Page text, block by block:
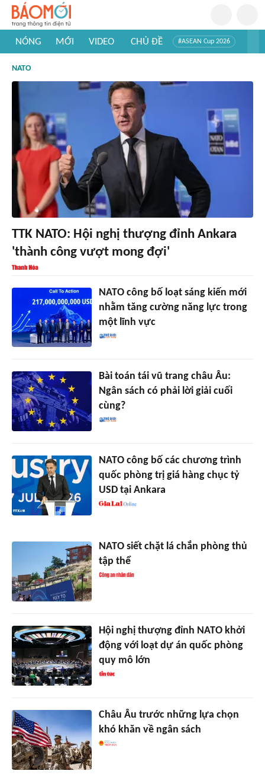
NÓNG MỚI VIDEO CHỦ ĐỀ #ASEAN Cup 2026
#Khám phá thế giới
NATO
TTK NATO: Hội nghị thượng đỉnh Ankara
'thành công vượt mong đợi'
NATO công bố loạt sáng kiến mới
nhằm tăng cường năng lực trong
một lĩnh vực
Bài toán tái vũ trang châu Âu:
Ngân sách có phải lời giải cuối
cùng?
NATO công bố các chương trình
quốc phòng trị giá hàng chục tỷ
USD tại Ankara
NATO siết chặt lá chắn phòng thủ
tập thể
Hội nghị thượng đỉnh NATO khởi
động với loạt dự án quốc phòng
quy mô lớn
Châu Âu trước những lựa chọn
khó khăn về ngân sách